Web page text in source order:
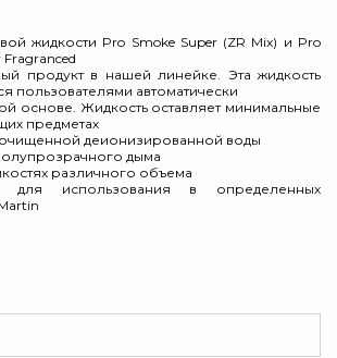
жидкости Pro Smoke Super (ZR Mix) и Pro
Fragranced
продукт в нашей линейке. Эта жидкость
пользователями автоматически
основе. Жидкость оставляет минимальные
предметах
очищенной деионизированной воды
дыма
различного объема
для использования в определенных